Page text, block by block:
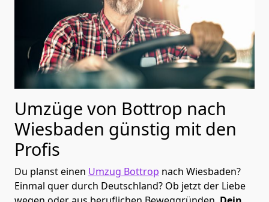
Umzüge von Bottrop nach
Wiesbaden günstig mit den
Profis
Du planst einen Umzug Bottrop nach Wiesbaden?
Einmal quer durch Deutschland? Ob jetzt der Liebe